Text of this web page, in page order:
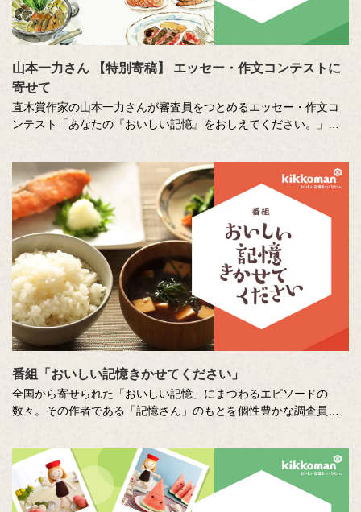
山本一力さん 【特別寄稿】 エッセー・作文コンテストに
寄せて
直木賞作家の山本一力さんが審査員をつとめるエッセー・作文コ
ンテスト「あなたの『おいしい記憶』をおしえてください。」に
番組「おいしい記憶きかせてください」
全国から寄せられた「おいしい記憶」にまつわるエピソードの
数々。その作者である「記憶さん」のもとを個性豊かな調査員が
い、時に涙のドキュメンタリーエンターテインメント番組です。
MC ：藤井隆 進行：吉竹史 ナレーター：小野大輔（声優）